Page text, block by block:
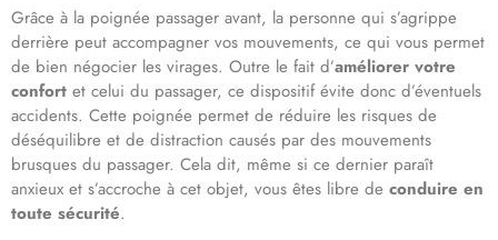
Grâce à la poignée passager avant, la personne qui s’agrippe
derrière peut accompagner vos mouvements, ce qui vous permet
de bien négocier les virages. Outre le fait d’améliorer votre
confort et celui du passager, ce dispositif évite donc d’éventuels
accidents. Cette poignée permet de réduire les risques de
déséquilibre et de distraction causés par des mouvements
brusques du passager. Cela dit, même si ce dernier paraît
anxieux et s’accroche à cet objet, vous êtes libre de conduire en
toute sécurité.